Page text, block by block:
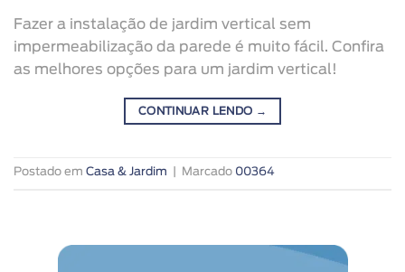
Fazer a instalação de jardim vertical sem
impermeabilização da parede é muito fácil. Confira
as melhores opções para um jardim vertical!
CONTINUAR LENDO →
Postado em Casa & Jardim Marcado 00364